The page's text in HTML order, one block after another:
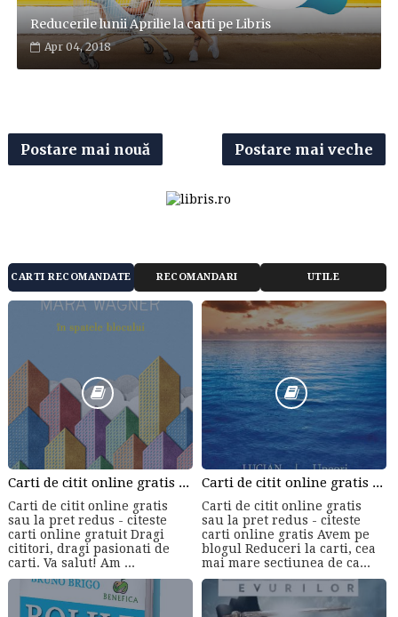
Reducerile lunii Aprilie la carti pe Libris
Apr 04, 2018
Postare mai nouă Postare mai veche
CARTI RECOMANDATE RECOMANDARI UTILE
Carti de citit online gratis sau la pret redus - citeste carti online gratuit din cele mai mari librarii online!
Carti de citit online gratis
sau la pret redus - citeste
carti online gratuit Dragi
cititori, dragi pasionati de
carti. Va salut! Am ...
Carti de citit online gratis sau la pret redus - citeste carti online gratis
Carti de citit online gratis
sau la pret redus - citeste
carti online gratis Avem pe
blogul Reduceri la carti, cea
mai mare sectiunea de ca...